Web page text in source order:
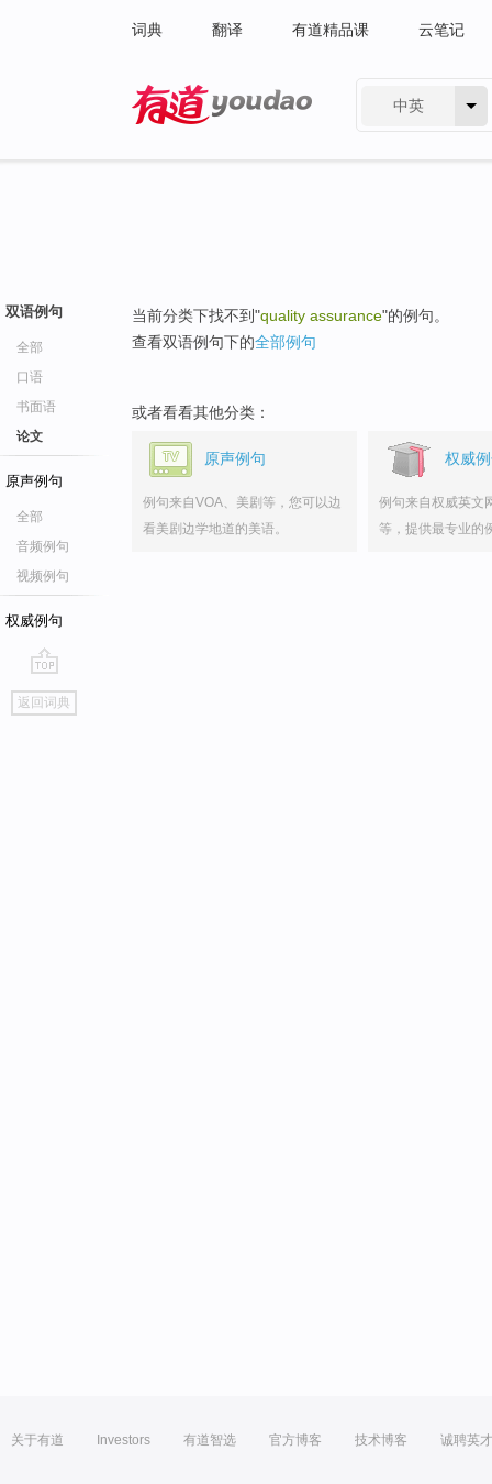
词典 翻译 有道精品课 云笔记
中英
双语例句
全部
口语
书面语
论文
原声例句
全部
音频例句
视频例句
权威例句
go
top
返回词典
当前分类下找不到"quality assurance"的例句。
查看双语例句下的全部例句
或者看看其他分类：
原声例句
例句来自VOA、美剧等，您可以边
看美剧边学地道的美语。
权威
例句来自权威英文
等，提供最专业的
关于有道 Investors 有道智选 官方博客 技术博客 诚聘英才